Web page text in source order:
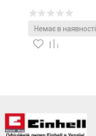
Немає в наявності